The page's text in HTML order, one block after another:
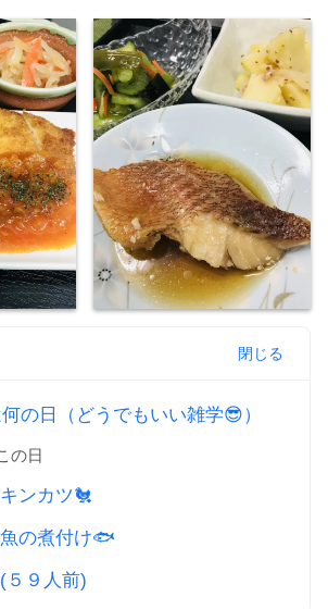
の日（どうでもいい雑学😎）
の日
ンカツ🐔
の煮付け🐟
５９人前)